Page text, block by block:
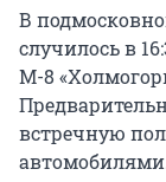
В
случилось в
М-8
встречную